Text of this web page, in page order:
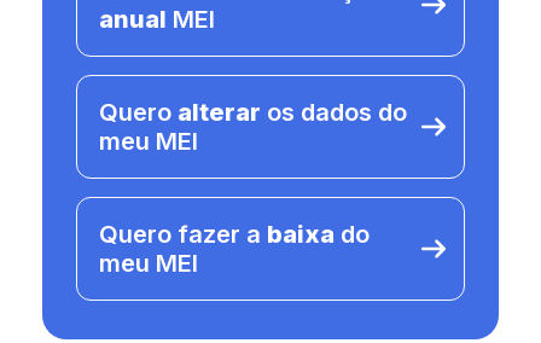
anual MEI
Quero alterar os dados do
meu MEI
Quero fazer a baixa do
meu MEI